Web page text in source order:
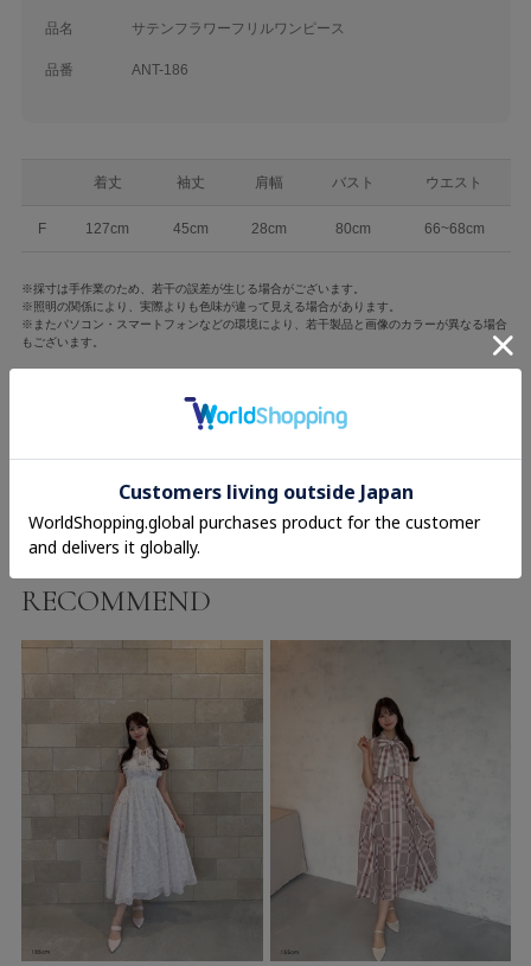
品名 サテンフラワーフリルワンピース
品番 ANT-186
着丈 袖丈 肩幅 バスト ウエスト
F 127cm 45cm 28cm 80cm 66~68cm
※採寸は手作業のため、若干の誤差が生じる場合がございます。
※照明の関係により、実際よりも色味が違って見える場合があります。
※またパソコン・スマートフォンなどの環境により、若干製品と画像のカラーが異なる場合
もございます。
RECOMMEND